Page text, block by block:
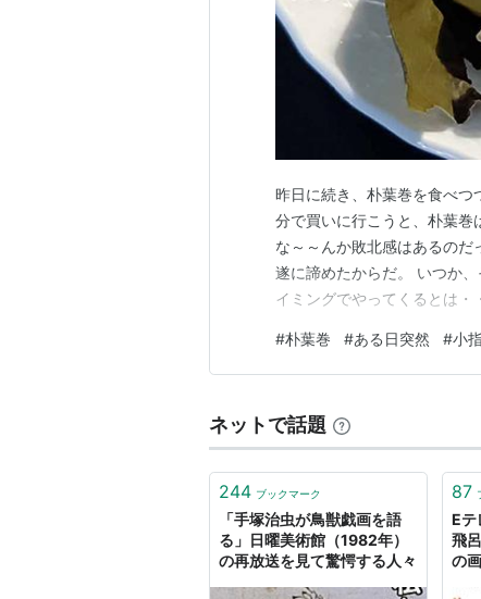
昨日に続き、朴葉巻を食べ
分で買いに行こうと、朴葉巻
な～～んか敗北感はあるの
遂に諦めたからだ。 いつか
イミングでやってくるとは・
ぇ・・・20歳代前半には、国
らトヨタハイエースに突っ込
#朴葉巻 #ある日突然 #小
ネットで話題
244 ブックマーク
「手塚治虫が鳥獣戯画を語
る」日曜美術館（1982年）
の再放送を見て驚愕する人々
87
Eテ
飛
の